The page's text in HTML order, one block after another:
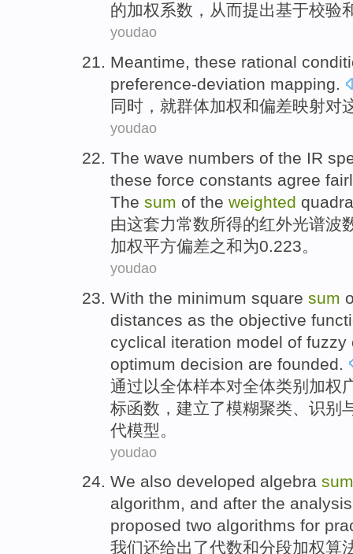
的加权系数 ， 从而提出基于校验
youdao
Meantime, these rational
preference-deviation mapping.
同时 ，就群体加权和偏差映射对
youdao
The wave numbers of the IR
these force constants agree
The sum of the weighted
由这套力常数所得的红外光谱波
加权平方偏差之和为0.223。
youdao
With the minimum square sum
distances as the objective
cyclical iteration model of fuzzy
optimum decision are founded
通过以全体样本对全体类别加权
标函数 ， 建立了模糊聚类 识别
代模型 。
youdao
We also developed algebra sum
algorithm, and after the analysis
proposed two algorithms for
我们还给出了代数和分段加权算